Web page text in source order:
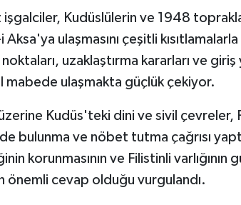
Kudüslülerin ve 1948
ulaşmasını çeşitli
uzaklaştırma kararları ve giriş
mabede ulaşmakta güçlük çekiyor.
Kudüs'teki dini ve sivil çevreler,
bulunma ve nöbet tutma çağrısı
korunmasının ve Filistinli varlığının
önemli cevap olduğu vurgulandı.